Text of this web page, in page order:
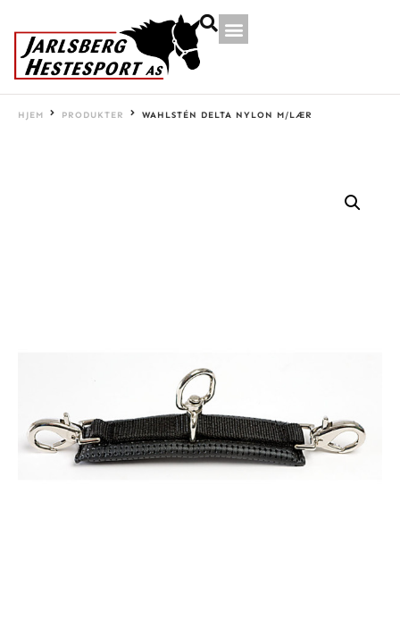
HJEM PRODUKTER WAHLSTÉN DELTA NYLON M/LÆR